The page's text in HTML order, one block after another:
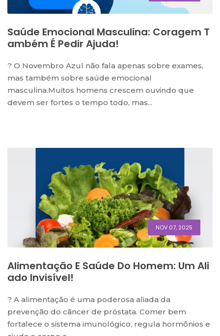
Saúde Emocional Masculina: Coragem T
Ambém É Pedir Ajuda!
? O Novembro Azul não fala apenas sobre exames,
mas também sobre saúde emocional
masculina.Muitos homens crescem ouvindo que
devem ser fortes o tempo todo, mas...
NOV 07, 2025
Alimentação E Saúde Do Homem: Um Ali
Ado Invisível!
? A alimentação é uma poderosa aliada da
prevenção do câncer de próstata. Comer bem
fortalece o sistema imunológico, regula hormônios e